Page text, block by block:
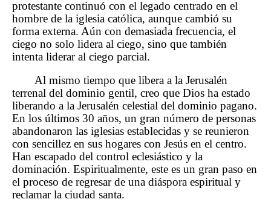
protestante continuó con el legado centrado en el
hombre de la iglesia católica, aunque cambió su
forma externa. Aún con demasiada frecuencia, el
ciego no solo lidera al ciego, sino que también
intenta liderar al ciego parcial.
Al mismo tiempo que libera a la Jerusalén
terrenal del dominio gentil, creo que Dios ha estado
liberando a la Jerusalén celestial del dominio pagano.
En los últimos 30 años, un gran número de personas
abandonaron las iglesias establecidas y se reunieron
con sencillez en sus hogares con Jesús en el centro.
Han escapado del control eclesiástico y la
dominación. Espiritualmente, este es un gran paso en
el proceso de regresar de una diáspora espiritual y
reclamar la ciudad santa.